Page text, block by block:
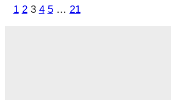
1 2 3 4 5 … 21